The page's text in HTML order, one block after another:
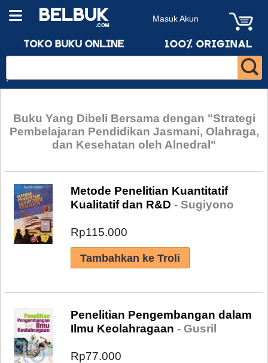
Masuk Akun
Buku Yang Dibeli Bersama dengan "Strategi
Pembelajaran Pendidikan Jasmani, Olahraga,
dan Kesehatan oleh Alnedral"
Metode Penelitian Kuantitatif
Kualitatif dan R&D - Sugiyono
Rp115.000
Penelitian Pengembangan dalam
Ilmu Keolahragaan - Gusril
Rp77.000